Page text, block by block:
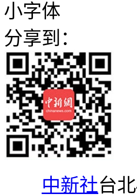
小字体
分享到：
中新社台